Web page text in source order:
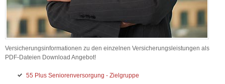
Versicherungsinformationen zu den einzelnen Versicherungsleistungen als
PDF-Dateien Download Angebot!
55 Plus Seniorenversorgung - Zielgruppe